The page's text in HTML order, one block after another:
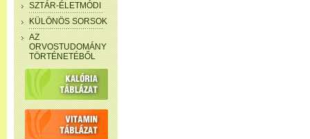
SZTÁR-ÉLETMÓDI
KÜLÖNÖS SORSOK
AZ
ORVOSTUDOMÁNY
TÖRTÉNETÉBŐL